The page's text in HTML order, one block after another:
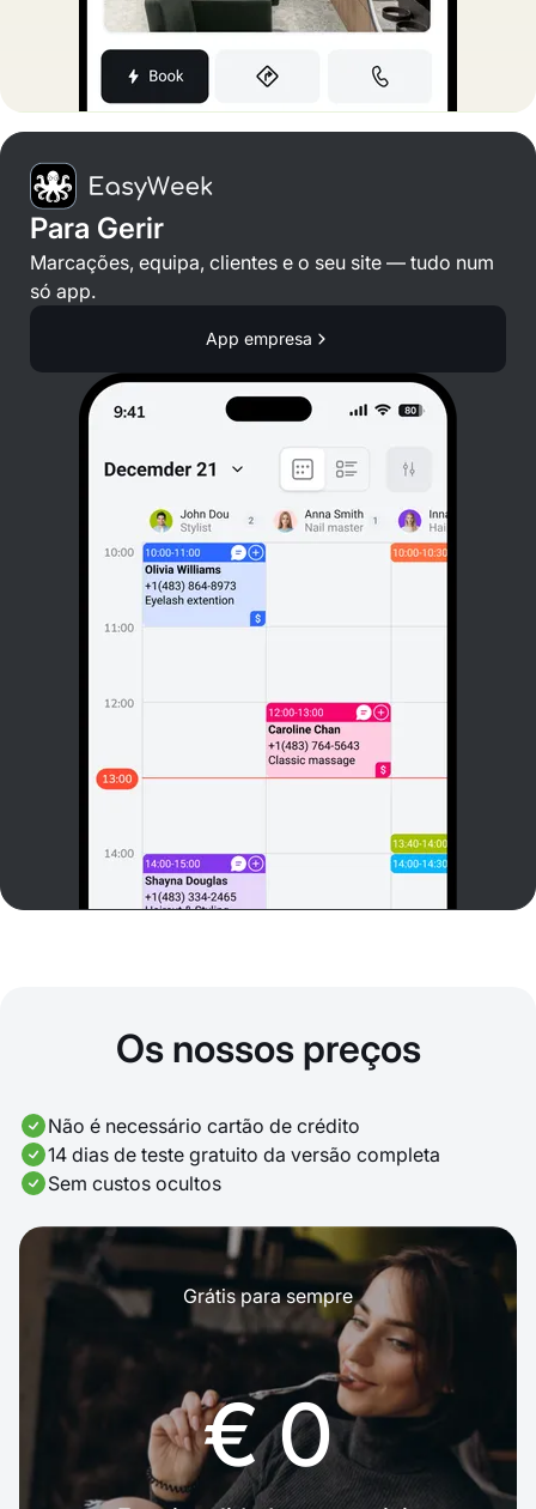
Para Gerir
Marcações, equipa, clientes e o seu site — tudo num
só app.
App empresa
Os nossos preços
Não é necessário cartão de crédito
14 dias de teste gratuito da versão completa
Sem custos ocultos
Grátis para sempre
€ 0